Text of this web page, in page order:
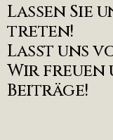
Lassen Sie
treten!
Lasst uns
Wir freuen
Beiträge!